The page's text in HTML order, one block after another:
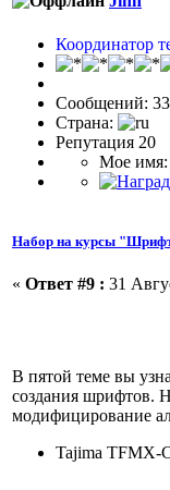
Координатор
Сообщений:
Страна:
Репутация 20
Мое
Набор на курсы
« Ответ #9 : 31
В пятой теме вы
создания шрифтов.
модифицирование
Tajima TFMX-